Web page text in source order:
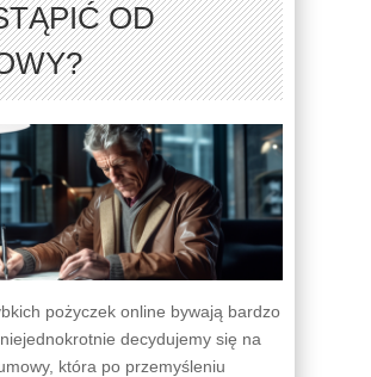
OD
pożyczek online bywają bardzo
decydujemy się na
która po przemyśleniu